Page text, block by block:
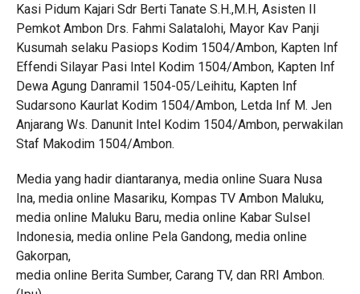
Kasi Pidum Kajari Sdr Berti Tanate S.H.,M.H, Asisten II
Pemkot Ambon Drs. Fahmi Salatalohi, Mayor Kav Panji
Kusumah selaku Pasiops Kodim 1504/Ambon, Kapten Inf
Effendi Silayar Pasi Intel Kodim 1504/Ambon, Kapten Inf
Dewa Agung Danramil 1504-05/Leihitu, Kapten Inf
Sudarsono Kaurlat Kodim 1504/Ambon, Letda Inf M. Jen
Anjarang Ws. Danunit Intel Kodim 1504/Ambon, perwakilan
Staf Makodim 1504/Ambon.
Media yang hadir diantaranya, media online Suara Nusa
Ina, media online Masariku, Kompas TV Ambon Maluku,
media online Maluku Baru, media online Kabar Sulsel
Indonesia, media online Pela Gandong, media online
Gakorpan,
media online Berita Sumber, Carang TV, dan RRI Ambon.